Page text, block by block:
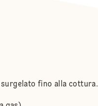
surgelato fino alla cottura.